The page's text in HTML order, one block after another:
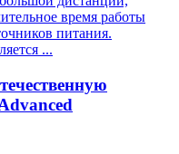
время работы
питания.
...